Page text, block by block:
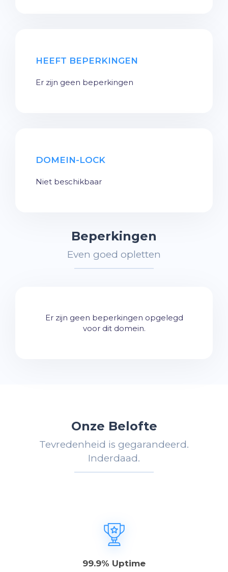
HEEFT BEPERKINGEN
Er zijn geen beperkingen
DOMEIN-LOCK
Niet beschikbaar
Beperkingen
Even goed opletten
Er zijn geen beperkingen opgelegd
voor dit domein.
Onze Belofte
Tevredenheid is gegarandeerd.
Inderdaad.
99.9% Uptime